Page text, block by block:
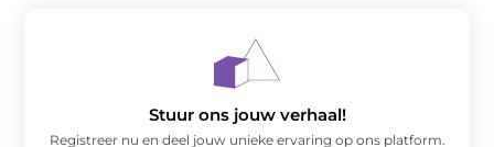
Stuur ons jouw verhaal!
Registreer nu en deel jouw unieke ervaring op ons platform.